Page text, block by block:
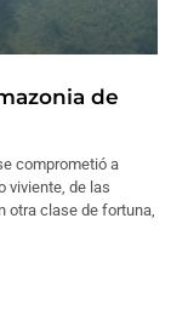
de
comprometió a
viviente, de las
otra clase de fortuna,